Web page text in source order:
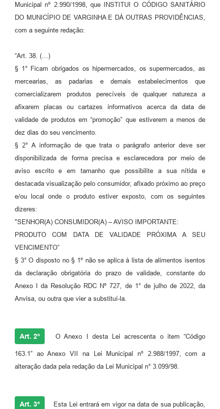
Municipal nº 2.990/1998, que INSTITUI O CÓDIGO SANITÁRIO
DO MUNICÍPIO DE VARGINHA E DÁ OUTRAS PROVIDÊNCIAS,
com a seguinte redação:
“Art. 38. (…)
§ 1° Ficam obrigados os hipermercados, os supermercados, as
mercearias, as padarias e demais estabelecimentos que
comercializarem produtos perecíveis de qualquer natureza a
afixarem placas ou cartazes informativos acerca da data de
validade de produtos em “promoção” que estiverem a menos de
dez dias do seu vencimento.
§ 2° A informação de que trata o parágrafo anterior deve ser
disponibilizada de forma precisa e esclarecedora por meio de
aviso escrito e em tamanho que possibilite a sua nítida e
destacada visualização pelo consumidor, afixado próximo ao preço
e/ou local onde o produto estiver exposto, com os seguintes
dizeres:
"SENHOR(A) CONSUMIDOR(A) – AVISO IMPORTANTE:
PRODUTO COM DATA DE VALIDADE PRÓXIMA A SEU
VENCIMENTO”
§ 3° O disposto no § 1º não se aplica à lista de alimentos isentos
da declaração obrigatória do prazo de validade, constante do
Anexo I da Resolução RDC Nº 727, de 1° de julho de 2022, da
Anvisa, ou outra que vier a substituí-la.
Art. 2º O Anexo I desta Lei acrescenta o item “Código
163.1” ao Anexo VII na Lei Municipal nº 2.988/1997, com a
alteração dada pela redação da Lei Municipal n° 3.099/98.
Art. 3º Esta Lei entrará em vigor na data de sua publicação,